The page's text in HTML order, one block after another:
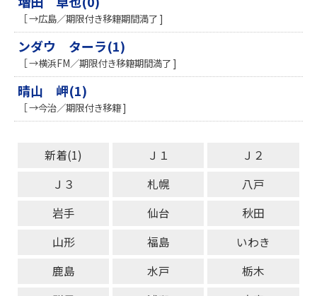
［ →広島／期限付き移籍期間満了 ]
ンダウ ターラ(1)
［ →横浜FM／期限付き移籍期間満了 ]
晴山 岬(1)
［ →今治／期限付き移籍 ]
新着(1) Ｊ１
Ｊ２
Ｊ３
札幌
八戸
岩手
仙台
秋田
山形
福島
いわき
鹿島
水戸
栃木